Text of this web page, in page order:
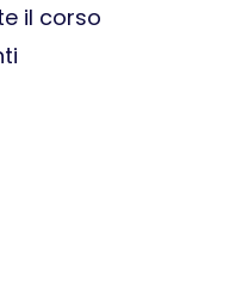
il corso